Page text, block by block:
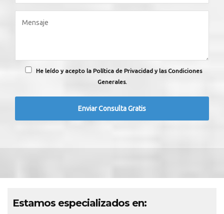
He leído y acepto la Política de Privacidad y las Condiciones
Generales.
Estamos especializados en: